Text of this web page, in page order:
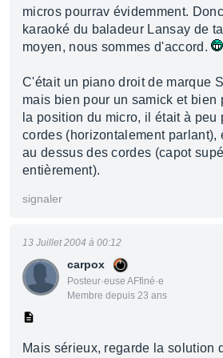
micros pourrav évidemment.
karaoké du baladeur Lansay de
moyen, nous sommes d'accord.
C'était un piano droit de marque
mais bien pour un samick et bien
la position du micro, il était à peu
cordes (horizontalement parlant),
au dessus des cordes (capot
entièrement).
signaler
carpox
Posteur·euse AFfiné·e
Membre depuis 23 ans
13 Juillet 2004 à 00:12
Mais sérieux, regarde la solution